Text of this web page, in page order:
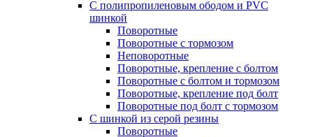
С полипропиленовым ободом и PVC
шинкой
Поворотные
Поворотные с тормозом
Неповоротные
Поворотные, крепление с болтом
Поворотные с болтом и тормозом
Поворотные, крепление под болт
Поворотные под болт с тормозом
С шинкой из серой резины
Поворотные